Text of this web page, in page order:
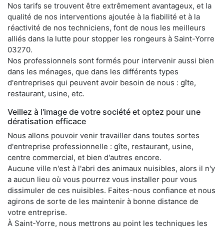
Nos tarifs se trouvent être extrêmement avantageux, et la
qualité de nos interventions ajoutée à la fiabilité et à la
réactivité de nos techniciens, font de nous les meilleurs
alliés dans la lutte pour stopper les rongeurs à Saint-Yorre
03270.
Nos professionnels sont formés pour intervenir aussi bien
dans les ménages, que dans les différents types
d'entreprises qui peuvent avoir besoin de nous : gîte,
restaurant, usine, etc.
Veillez à l'image de votre société et optez pour une
dératisation efficace
Nous allons pouvoir venir travailler dans toutes sortes
d'entreprise professionnelle : gîte, restaurant, usine,
centre commercial, et bien d'autres encore.
Aucune ville n'est à l'abri des animaux nuisibles, alors il n'y
a aucun lieu où vous pourrez vous installer pour vous
dissimuler de ces nuisibles. Faites-nous confiance et nous
agirons de sorte de les maintenir à bonne distance de
votre entreprise.
À Saint-Yorre, nous mettrons au point les techniques les